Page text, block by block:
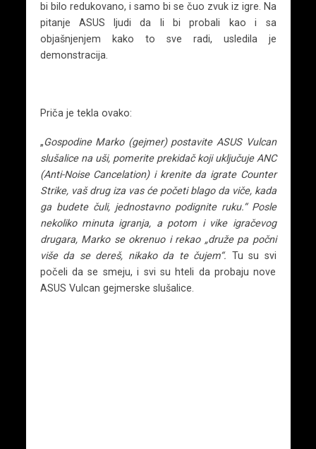
bi bilo redukovano, i samo bi se čuo zvuk iz igre. Na
pitanje ASUS ljudi da li bi probali kao i sa
objašnjenjem kako to sve radi, usledila je
demonstracija.
Priča je tekla ovako:
„Gospodine Marko (gejmer) postavite ASUS Vulcan
slušalice na uši, pomerite prekidač koji uključuje ANC
(Anti-Noise Cancelation) i krenite da igrate Counter
Strike, vaš drug iza vas će početi blago da viče, kada
ga budete čuli, jednostavno podignite ruku.“ Posle
nekoliko minuta igranja, a potom i vike igračevog
drugara, Marko se okrenuo i rekao „druže pa počni
više da se dereš, nikako da te čujem“. Tu su svi
počeli da se smeju, i svi su hteli da probaju nove
ASUS Vulcan gejmerske slušalice.